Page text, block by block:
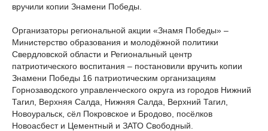
вручили копии Знамени Победы.
Организаторы региональной акции «Знамя Победы» –
Министерство образования и молодёжной политики
Свердловской области и Региональный центр
патриотического воспитания – постановили вручить копии
Знамени Победы 16 патриотическим организациям
Горнозаводского управленческого округа из городов Нижний
Тагил, Верхняя Салда, Нижняя Салда, Верхний Тагил,
Новоуральск, сёл Покровское и Бродово, посёлков
Новоасбест и Цементный и ЗАТО Свободный.